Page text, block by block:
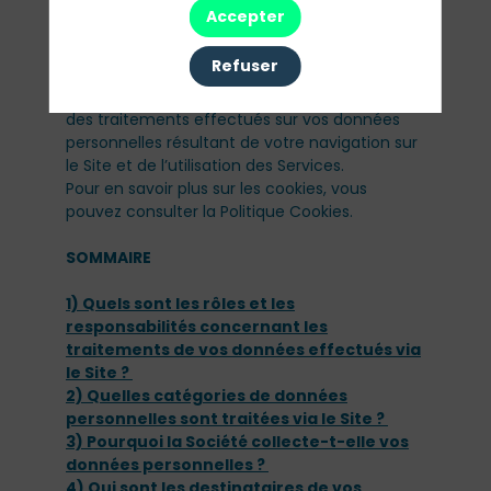
détaillées à l’Annexe A « Description des
Services » dans les Conditions Générales
d’Utilisation du Site (ci-après les «
des traitements effectués sur vos données
personnelles résultant de votre navigation sur
le Site et de l’utilisation des Services.
Pour en savoir plus sur les cookies, vous
pouvez consulter la Politique Cookies.
SOMMAIRE
1) Quels sont les rôles et les
responsabilités concernant les
traitements de vos données effectués via
le Site ?
2) Quelles catégories de données
personnelles sont traitées via le Site ?
3) Pourquoi la Société collecte-t-elle vos
données personnelles ?
Accepter
Refuser